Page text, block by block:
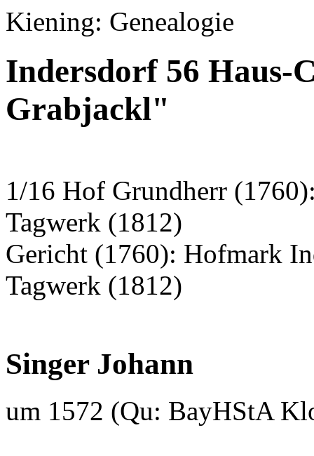
Kiening: Genealogie
Indersdorf 56 Haus-
Grabjackl"
1/16 Hof Grundherr
Tagwerk (1812)
Gericht (1760): Hofmark
Tagwerk (1812)
Singer Johann
um 1572 (Qu: BayHStA